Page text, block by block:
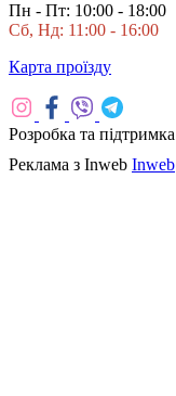
Пн - Пт: 10:00 - 18:00
Сб, Нд: 11:00 - 16:00
Карта проїзду
Розробка та підтримка
Реклама з Inweb Inweb